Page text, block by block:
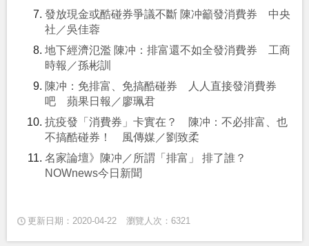
發放現金或酷碰券爭議不斷 陳冲籲發消費券 中央
社／吳佳蓉
地下經濟氾濫 陳冲：排富還不如全發消費券 工商
時報／孫彬訓
陳冲：免排富、免搞酷碰券 人人直接發消費券
吧 蘋果日報／廖珮君
抗疫發「消費券」卡實在？ 陳冲：不必排富、也
不搞酷碰券！ 風傳媒／劉致柔
名家論壇》陳冲／所謂「排富」 排了誰？
NOWnews今日新聞
更新日期：2020-04-22 瀏覽人次：6321